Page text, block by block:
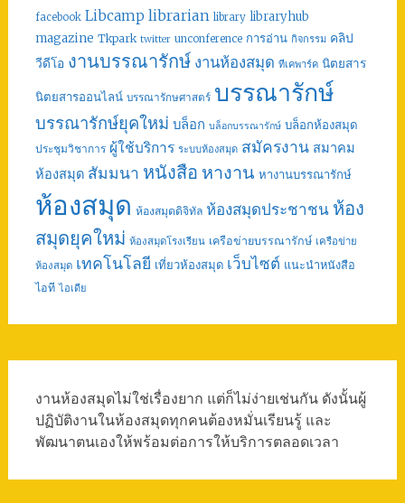
facebook Libcamp librarian library libraryhub
magazine Tkpark twitter unconference การอ่าน กิจกรรม คลิป
วีดีโอ งานบรรณารักษ์ งานห้องสมุด ทีเคพาร์ค นิตยสาร
นิตยสารออนไลน์ บรรณารักษศาสตร์ บรรณารักษ์
บรรณารักษ์ยุคใหม่ บล็อก บล็อกบรรณารักษ์ บล็อกห้องสมุด
ประชุมวิชาการ ผู้ใช้บริการ ระบบห้องสมุด สมัครงาน สมาคม
ห้องสมุด สัมมนา หนังสือ หางาน หางานบรรณารักษ์
ห้องสมุด ห้องสมุดดิจิทัล ห้องสมุดประชาชน ห้อง
สมุดยุคใหม่ ห้องสมุดโรงเรียน เครือข่ายบรรณารักษ์ เครือข่าย
ห้องสมุด เทคโนโลยี เที่ยวห้องสมุด เว็บไซต์ แนะนำหนังสือ
ไอที ไอเดีย
งานห้องสมุดไม่ใช่เรื่องยาก แต่ก็ไม่ง่ายเช่นกัน ดังนั้นผู้
ปฏิบัติงานในห้องสมุดทุกคนต้องหมั่นเรียนรู้ และ
พัฒนาตนเองให้พร้อมต่อการให้บริการตลอดเวลา